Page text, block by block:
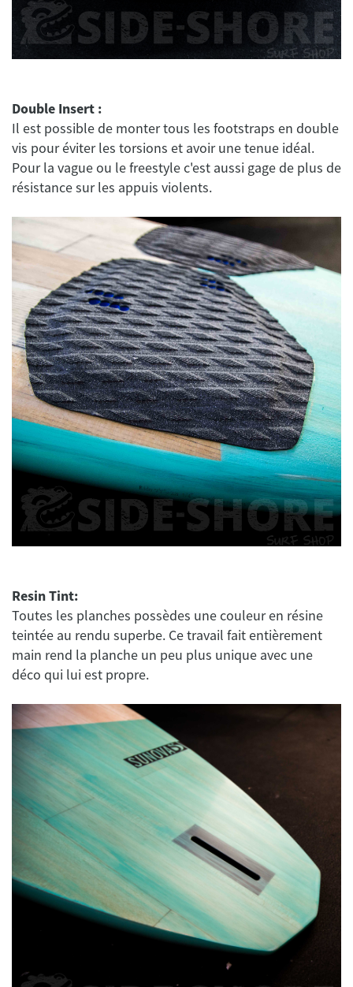
Double Insert :
Il est possible de monter tous les footstraps en double
vis pour éviter les torsions et avoir une tenue idéal.
Pour la vague ou le freestyle c'est aussi gage de plus de
Resin Tint:
Toutes les planches possèdes une couleur en résine
teintée au rendu superbe. Ce travail fait entièrement
main rend la planche un peu plus unique avec une